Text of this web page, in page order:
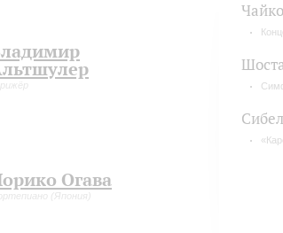
Огава
(Япония)